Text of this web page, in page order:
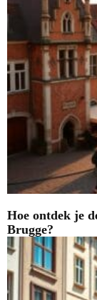
Hoe ontdek je
Brugge?